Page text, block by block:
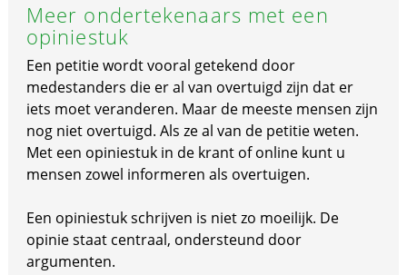
Meer ondertekenaars met een
opiniestuk
Een petitie wordt vooral getekend door
medestanders die er al van overtuigd zijn dat er
iets moet veranderen. Maar de meeste mensen zijn
nog niet overtuigd. Als ze al van de petitie weten.
Met een opiniestuk in de krant of online kunt u
mensen zowel informeren als overtuigen.
Een opiniestuk schrijven is niet zo moeilijk. De
opinie staat centraal, ondersteund door
argumenten.